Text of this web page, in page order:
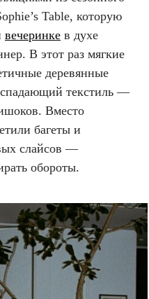
Table, которую
вечеринке в духе
В этот раз мягкие
деревянные
текстиль —
Вместо
багеты и
слайсов —
обороты.